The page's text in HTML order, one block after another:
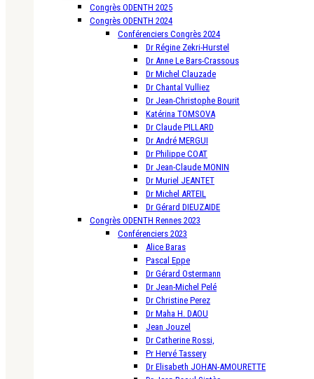
Congrès ODENTH 2025
Congrès ODENTH 2024
Conférenciers Congrès 2024
Dr Régine Zekri-Hurstel
Dr Anne Le Bars-Crassous
Dr Michel Clauzade
Dr Chantal Vulliez
Dr Jean-Christophe Bourit
Katérina TOMSOVA
Dr Claude PILLARD
Dr André MERGUI
Dr Philippe COAT
Dr Jean-Claude MONIN
Dr Muriel JEANTET
Dr Michel ARTEIL
Dr Gérard DIEUZAIDE
Congrès ODENTH Rennes 2023
Conférenciers 2023
Alice Baras
Pascal Eppe
Dr Gérard Ostermann
Dr Jean-Michel Pelé
Dr Christine Perez
Dr Maha H. DAOU
Jean Jouzel
Dr Catherine Rossi,
Pr Hervé Tassery
Dr Elisabeth JOHAN-AMOURETTE